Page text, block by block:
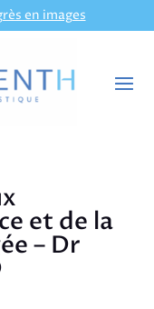
en images
et de la
– Dr